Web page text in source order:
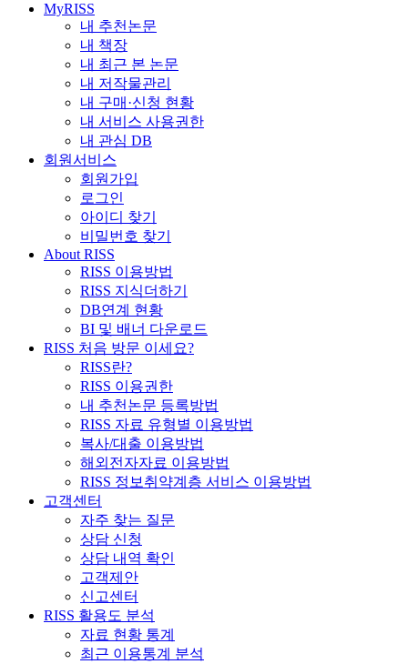
MyRISS
내 추천논문
내 책장
내 최근 본 논문
내 저작물관리
내 구매·신청 현황
내 서비스 사용권한
내 관심 DB
회원서비스
회원가입
로그인
아이디 찾기
비밀번호 찾기
About RISS
RISS 이용방법
RISS 지식더하기
DB연계 현황
BI 및 배너 다운로드
RISS 처음 방문 이세요?
RISS란?
RISS 이용권한
내 추천논문 등록방법
RISS 자료 유형별 이용방법
복사/대출 이용방법
해외전자자료 이용방법
RISS 정보취약계층 서비스 이용방법
고객센터
자주 찾는 질문
상담 신청
상담 내역 확인
고객제안
신고센터
RISS 활용도 분석
자료 현황 통계
최근 이용통계 분석